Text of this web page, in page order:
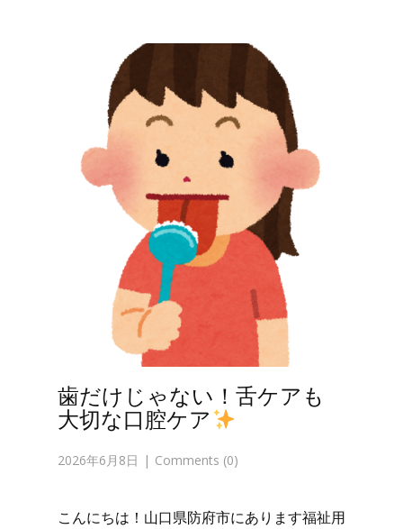
歯だけじゃない！舌ケアも
大切な口腔ケア
2026年6月8日 Comments (0)
こんにちは！山口県防府市にあります福祉用